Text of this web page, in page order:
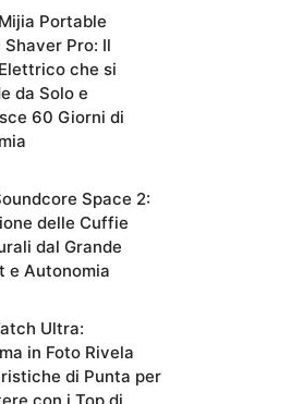
Portable
Pro: Il
che si
da Solo e
60 Giorni di
Space 2:
delle Cuffie
dal Grande
e Autonomia
Ultra:
in Foto Rivela
di Punta per